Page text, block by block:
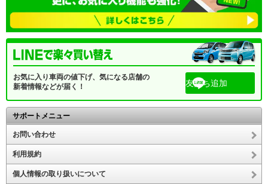
お気に入り車両の値下げ、気になる店舗の
新着情報などが届く！
友だち追加
サポートメニュー
お問い合わせ
利用規約
個人情報の取り扱いについて